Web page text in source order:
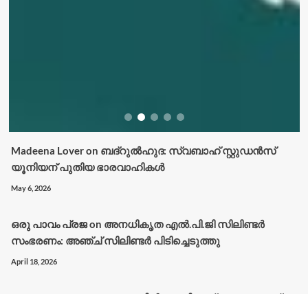
Madeena Loveron ബദ്റുൽഹുദ: സ്വബാഹ് സ്റ്റുഡൻസ്
യൂനിയന് പുതിയ ഭാരവാഹികൾ
May 6, 2026
ഒരു പാവം പ്രജon അനധികൃത എൽ.പി.ജി സിലിണ്ടർ
സംഭരണം: അഞ്ച് സിലിണ്ടർ പിടിച്ചെടുത്തു
April 18, 2026